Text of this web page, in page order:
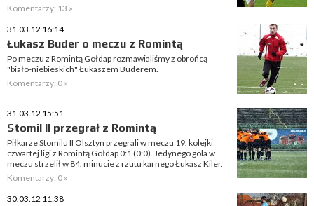
Komentarzy: 13 »
31.03.12 16:14
Łukasz Buder o meczu z Romintą
Po meczu z Romintą Gołdap rozmawialiśmy z obrońcą
"biało-niebieskich" Łukaszem Buderem.
Komentarzy: 0 »
31.03.12 15:51
Stomil II przegrał z Romintą
Piłkarze Stomilu II Olsztyn przegrali w meczu 19. kolejki
czwartej ligi z Romintą Gołdap 0:1 (0:0). Jedynego gola w
meczu strzelił w 84. minucie z rzutu karnego Łukasz Kiler.
Komentarzy: 0 »
30.03.12 11:38